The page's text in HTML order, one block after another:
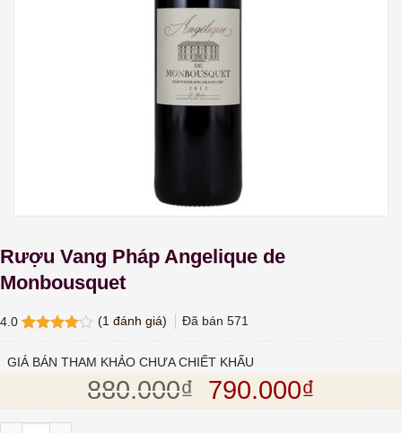
Rượu Vang Pháp Angelique de
Monbousquet
4.0
5 dựa
(1 đánh giá) Đã bán 571
GIÁ BÁN THAM KHẢO CHƯA CHIẾT KHẤU
880.000₫ Giá gốc là:
790.000₫